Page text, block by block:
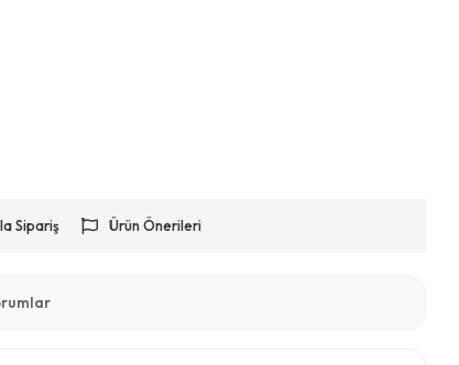
Sipariş Ürün Önerileri